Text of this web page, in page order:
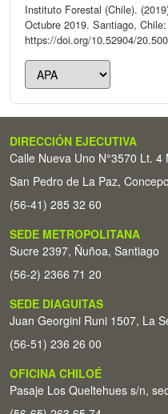
Instituto Forestal (Chile).
Octubre 2019. Santiago,
https://doi.org/10.52904/
DIRECCIÓN EJECUTIVA
Calle Nueva Uno N°3570 Lt. 4
San Pedro de La Paz,
(56-41) 285 32 60
SEDE METROPOLITANA
Sucre 2397, Ñuñoa, Santiago
(56-2) 2366 71 20
SEDE DIAGUITAS
Juan Georgini Runi 1507, La
(56-51) 236 26 00
OFICINA CHILOÉ
Pasaje Los Queltehues s/n,